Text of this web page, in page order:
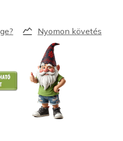
Nyomon követés